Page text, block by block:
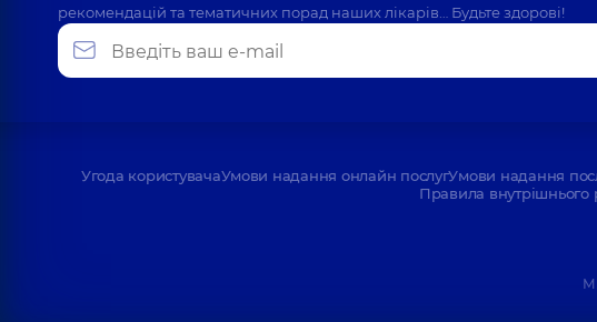
рекомендацій та тематичних порад наших лікарів… Будьте здорові!
Угода користувачаУмови надання онлайн послугУмови надання
Правила внутрішнього